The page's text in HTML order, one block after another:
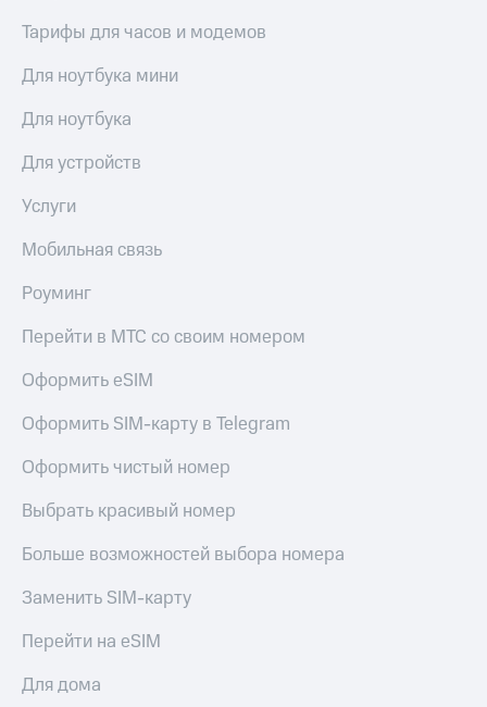
КИОН
Live
Гудок
Мой
приложения
Получайте
онлайн
Страхование
Покупка
онлайн
на связь
С картой
Деньги
МТС
Скидка 30%
МТС
Откладывайте
деньги
Акции
пополнения
Скидка
на связь
Тарифы
РИИЛ
дешевле
с карты
Тарифы для часов и модемов
Для ноутбука мини
Для ноутбука
Для устройств
Услуги
Мобильная связь
Роуминг
Перейти в МТС со своим номером
Оформить eSIM
Оформить SIM-карту в Telegram
Оформить чистый номер
Выбрать красивый номер
Больше возможностей выбора номера
Заменить SIM-карту
Перейти на eSIM
Для дома